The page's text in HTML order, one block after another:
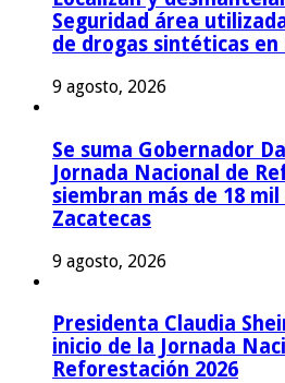
Seguridad área
de drogas sintéticas
9 agosto, 2026
Se suma Gobernador
Jornada Nacional de
siembran más de 18
Zacatecas
9 agosto, 2026
Presidenta Claudia
inicio de la Jornada
Reforestación 2026